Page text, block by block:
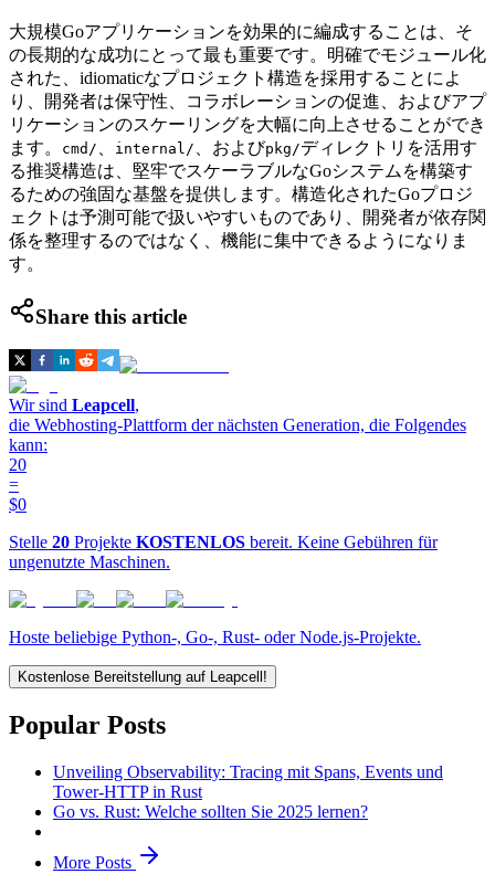
大規模Goアプリケーションを効果的に編成することは、そ
の長期的な成功にとって最も重要です。明確でモジュール化
された、idiomaticなプロジェクト構造を採用することによ
り、開発者は保守性、コラボレーションの促進、およびアプ
リケーションのスケーリングを大幅に向上させることができ
ます。
cmd/ internal/ 、およびpkg/ディレクトリを活用す
る推奨構造は、堅牢でスケーラブルなGoシステムを構築す
るための強固な基盤を提供します。構造化されたGoプロジ
ェクトは予測可能で扱いやすいものであり、開発者が依存関
係を整理するのではなく、機能に集中できるようになりま
す。
Share this article
Wir sind Leapcell,
die Webhosting-Plattform der nächsten Generation, die Folgendes
kann:
20
=
$0
Stelle 20 Projekte KOSTENLOS bereit. Keine Gebühren für
ungenutzte Maschinen.
Hoste beliebige Python-, Go-, Rust- oder Node.js-Projekte.
Kostenlose Bereitstellung auf Leapcell!
Popular Posts
Unveiling Observability: Tracing mit Spans, Events und
Tower-HTTP in Rust
Go vs. Rust: Welche sollten Sie 2025 lernen?
More Posts